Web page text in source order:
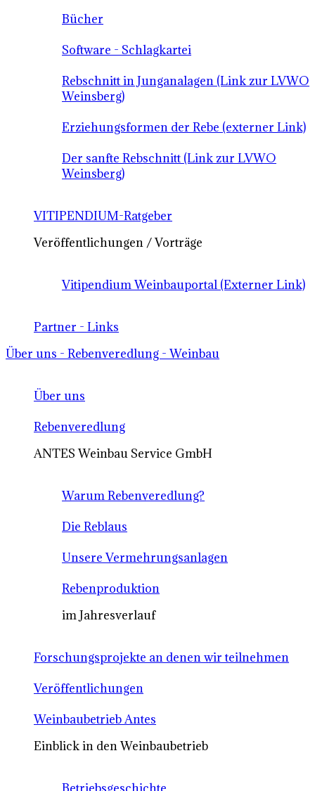
Bücher
Software - Schlagkartei
Rebschnitt in Junganalagen (Link zur LVWO
Weinsberg)
Erziehungsformen der Rebe (externer Link)
Der sanfte Rebschnitt (Link zur LVWO
Weinsberg)
VITIPENDIUM-Ratgeber
Veröffentlichungen / Vorträge
Vitipendium Weinbauportal (Externer Link)
Partner - Links
Über uns - Rebenveredlung - Weinbau
Über uns
Rebenveredlung
ANTES Weinbau Service GmbH
Warum Rebenveredlung?
Die Reblaus
Unsere Vermehrungsanlagen
Rebenproduktion
im Jahresverlauf
Forschungsprojekte an denen wir teilnehmen
Veröffentlichungen
Weinbaubetrieb Antes
Einblick in den Weinbaubetrieb